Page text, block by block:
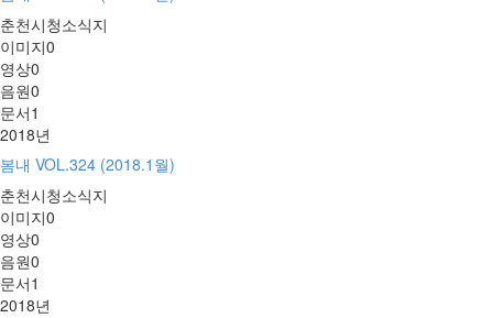
춘천시청소식지
이미지0
영상0
음원0
문서1
2018년
봄내 VOL.324 (2018.1월)
춘천시청소식지
이미지0
영상0
음원0
문서1
2018년